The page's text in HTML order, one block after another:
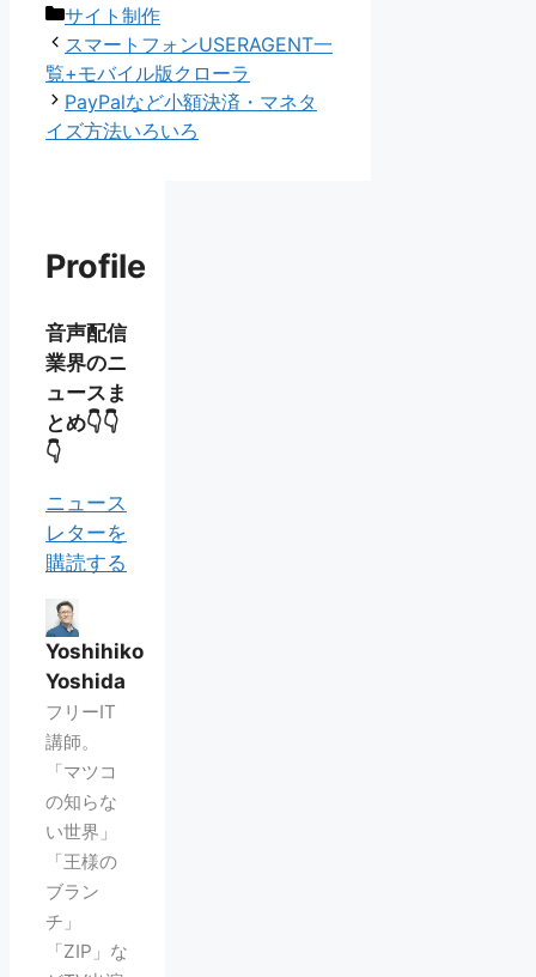
カ
テ
ゴ
リ
ー
サイト制作
スマートフォンUSERAGENT一
覧+モバイル版クローラ
PayPalなど小額決済・マネタ
イズ方法いろいろ
Profile
音声配信
業界のニ
ュースま
とめ👇👇
👇
ニュース
レターを
購読する
Yoshihiko
Yoshida
フリーIT
講師。
「マツコ
の知らな
い世界」
「王様の
ブラン
チ」
「ZIP」な